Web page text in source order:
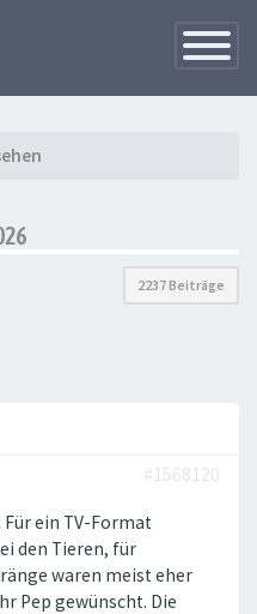
2237 Beiträge
#1568120
ein TV-Format
den Tieren, für
waren meist eher
Pep gewünscht. Die